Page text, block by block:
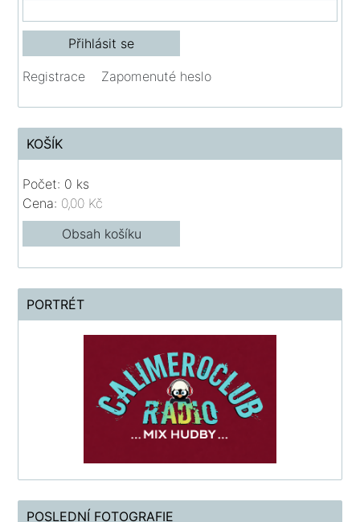
Registrace Zapomenuté heslo
KOŠÍK
Počet: 0 ks
Cena: 0,00 Kč
Obsah košíku
PORTRÉT
POSLEDNÍ FOTOGRAFIE